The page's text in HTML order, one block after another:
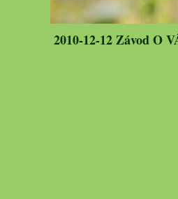
2010-12-12 Závod O